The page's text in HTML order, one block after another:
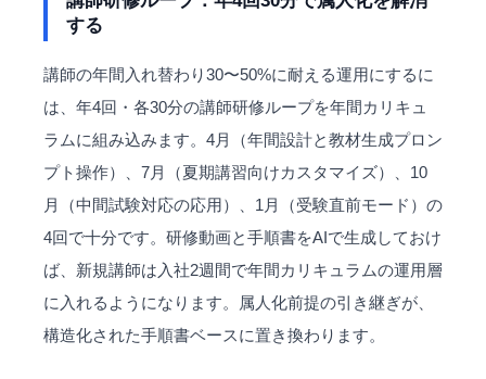
する
講師の年間入れ替わり30〜50%に耐える運用にするに
は、年4回・各30分の講師研修ループを年間カリキュ
ラムに組み込みます。4月（年間設計と教材生成プロン
プト操作）、7月（夏期講習向けカスタマイズ）、10
月（中間試験対応の応用）、1月（受験直前モード）の
4回で十分です。研修動画と手順書をAIで生成しておけ
ば、新規講師は入社2週間で年間カリキュラムの運用層
に入れるようになります。属人化前提の引き継ぎが、
構造化された手順書ベースに置き換わります。